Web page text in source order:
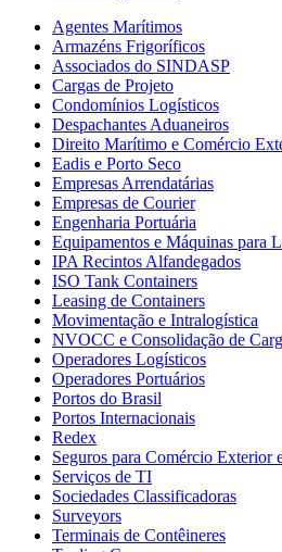
Agentes Marítimos
Armazéns Frigoríficos
Associados do SINDASP
Cargas de Projeto
Condomínios Logísticos
Despachantes Aduaneiros
Direito Marítimo e Comércio
Eadis e Porto Seco
Empresas Arrendatárias
Empresas de Courier
Engenharia Portuária
Equipamentos e Máquinas para
IPA Recintos Alfandegados
ISO Tank Containers
Leasing de Containers
Movimentação e Intralogística
NVOCC e Consolidação de
Operadores Logísticos
Operadores Portuários
Portos do Brasil
Portos Internacionais
Redex
Seguros para Comércio Exterior
Serviços de TI
Sociedades Classificadoras
Surveyors
Terminais de Contêineres